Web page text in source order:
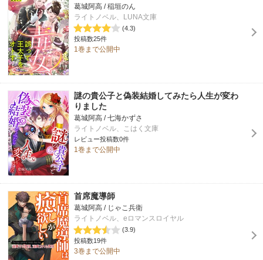
葛城阿高 / 稲垣のん
ライトノベル、LUNA文庫
(4.3)
投稿数25件
1巻まで公開中
謎の貴公子と偽装結婚してみたら人生が変わ
りました
葛城阿高 / 七海かずさ
ライトノベル、こはく文庫
レビュー投稿数0件
1巻まで公開中
首席魔導師
葛城阿高 / じゃこ兵衛
ライトノベル、eロマンスロイヤル
(3.9)
投稿数19件
3巻まで公開中